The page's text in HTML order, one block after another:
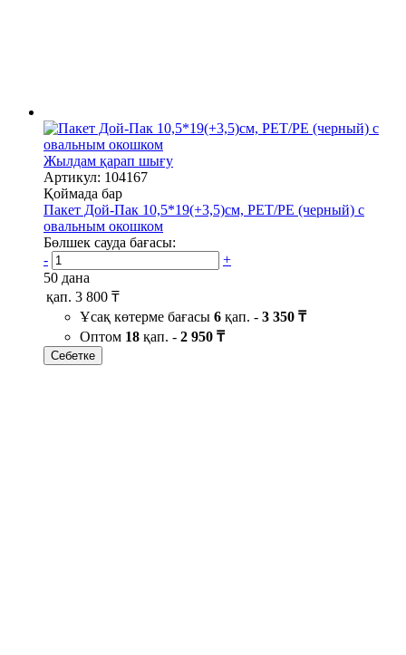
Жылдам қарап шығу
Артикул: 104167
Қоймада бар
Пакет Дой-Пак 10,5*19(+3,5)см, PET/PE (черный) с
овальным окошком
Бөлшек сауда бағасы:
-
+
50 дана
қап. 3 800 ₸
Ұсақ көтерме бағасы 6 қап. - 3 350 ₸
Оптом 18 қап. - 2 950 ₸
Себетке